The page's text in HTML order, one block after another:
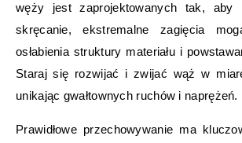
węży jest zaprojektowanych tak, aby
skręcanie, ekstremalne zagięcia
osłabienia struktury materiału i
Staraj się rozwijać i zwijać wąż w
unikając gwałtownych ruchów i naprężeń.
Prawidłowe przechowywanie ma